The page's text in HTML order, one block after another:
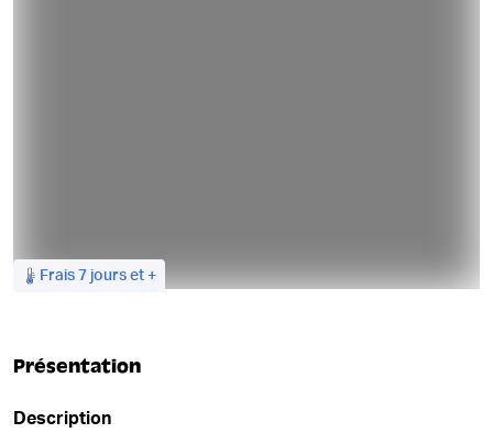
Frais 7 jours et +
Présentation
Description